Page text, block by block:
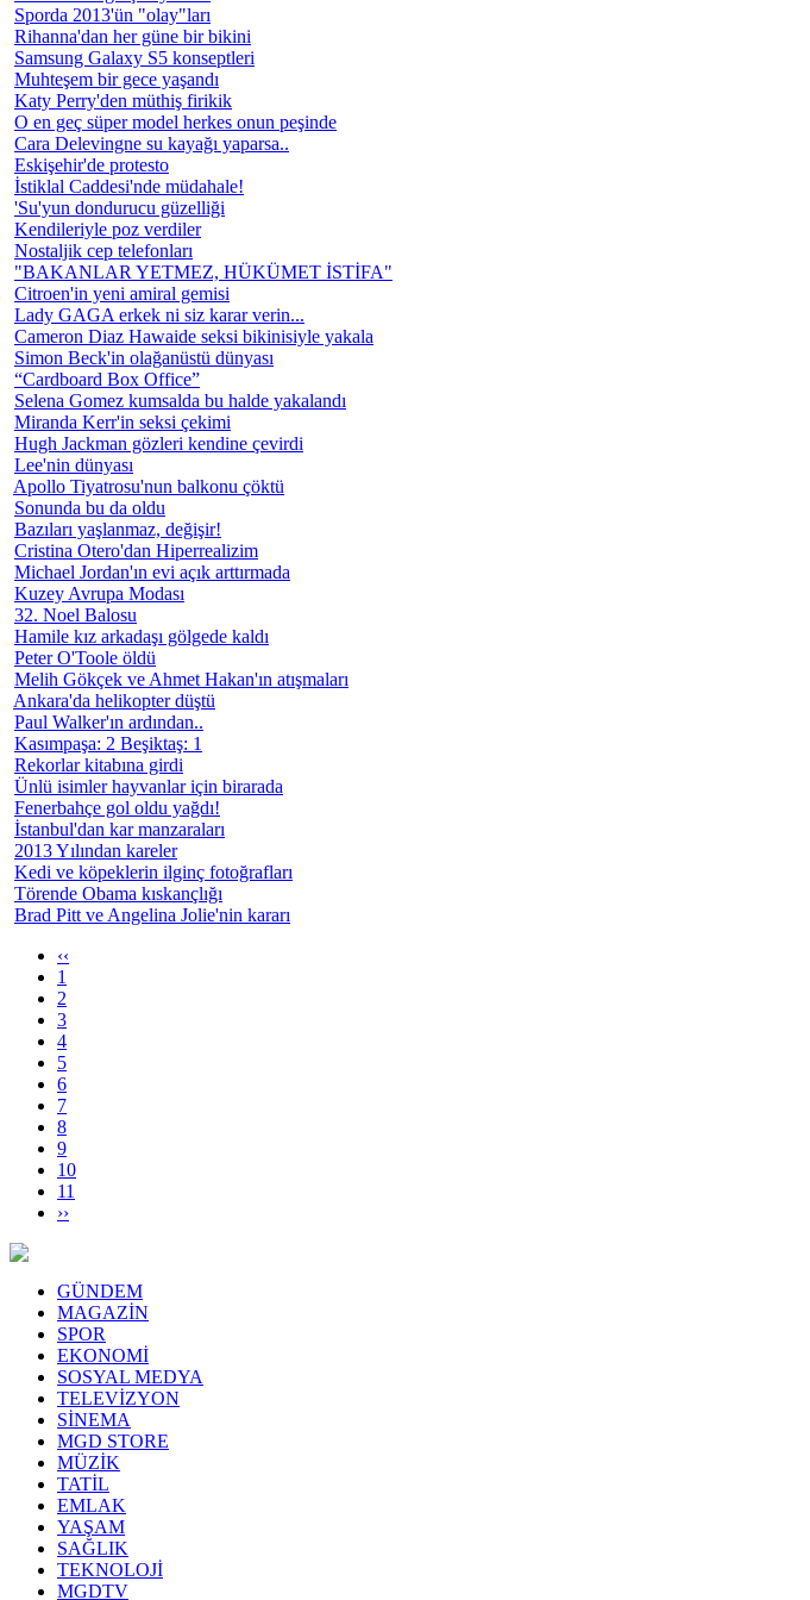
Sporda 2013'ün "olay"ları
Rihanna'dan her güne bir bikini
Samsung Galaxy S5 konseptleri
Muhteşem bir gece yaşandı
Katy Perry'den müthiş firikik
O en geç süper model herkes onun peşinde
Cara Delevingne su kayağı yaparsa..
Eskişehir'de protesto
İstiklal Caddesi'nde müdahale!
'Su'yun dondurucu güzelliği
Kendileriyle poz verdiler
Nostaljik cep telefonları
"BAKANLAR YETMEZ, HÜKÜMET İSTİFA"
Citroen'in yeni amiral gemisi
Lady GAGA erkek ni siz karar verin...
Cameron Diaz Hawaide seksi bikinisiyle yakala
Simon Beck'in olağanüstü dünyası
“Cardboard Box Office”
Selena Gomez kumsalda bu halde yakalandı
Miranda Kerr'in seksi çekimi
Hugh Jackman gözleri kendine çevirdi
Lee'nin dünyası
Apollo Tiyatrosu'nun balkonu çöktü
Sonunda bu da oldu
Bazıları yaşlanmaz, değişir!
Cristina Otero'dan Hiperrealizim
Michael Jordan'ın evi açık arttırmada
Kuzey Avrupa Modası
32. Noel Balosu
Hamile kız arkadaşı gölgede kaldı
Peter O'Toole öldü
Melih Gökçek ve Ahmet Hakan'ın atışmaları
Ankara'da helikopter düştü
Paul Walker'ın ardından..
Kasımpaşa: 2 Beşiktaş: 1
Rekorlar kitabına girdi
Ünlü isimler hayvanlar için birarada
Fenerbahçe gol oldu yağdı!
İstanbul'dan kar manzaraları
2013 Yılından kareler
Kedi ve köpeklerin ilginç fotoğrafları
Törende Obama kıskançlığı
Brad Pitt ve Angelina Jolie'nin kararı
‹‹
1
2
3
4
5
6
7
8
9
10
11
››
GÜNDEM
MAGAZİN
SPOR
EKONOMİ
SOSYAL MEDYA
TELEVİZYON
SİNEMA
MGD STORE
MÜZİK
TATİL
EMLAK
YAŞAM
SAĞLIK
TEKNOLOJİ
MGDTV